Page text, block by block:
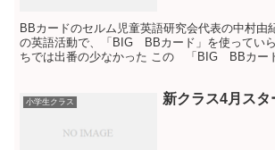
BBカードのセルム児童英語研究会代表の中村由
の英語活動で、「BIG BBカード」を使ってい
ちでは出番の少なかった この 「BIG BBカー
小学生クラス 新クラス4月ス